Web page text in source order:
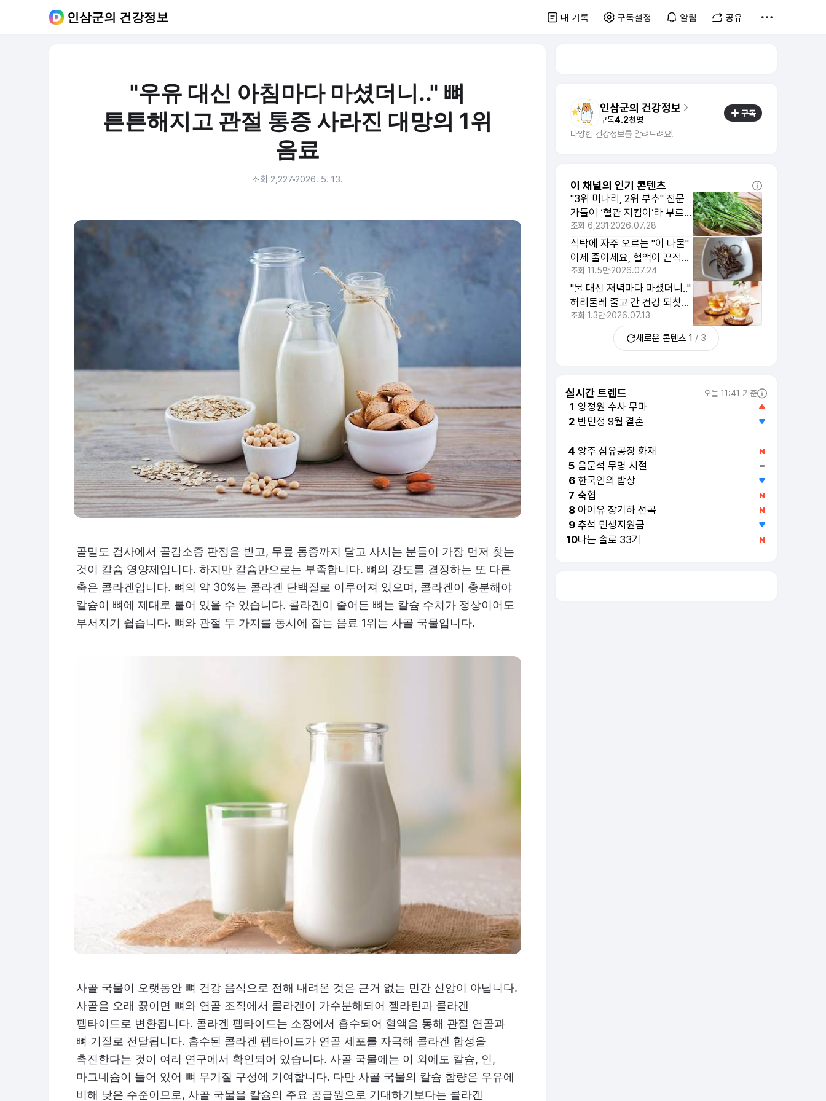
인삼군의 건강정보 내 기록 구독설정 알림 공유
"우유 대신 아침마다 마셨더니.." 뼈
튼튼해지고 관절 통증 사라진 대망의 1위
음료
조회 2,227 2026. 5. 13.
골밀도 검사에서 골감소증 판정을 받고, 무릎 통증까지 달고 사시는 분들이 가장 먼저 찾는
것이 칼슘 영양제입니다. 하지만 칼슘만으로는 부족합니다. 뼈의 강도를 결정하는 또 다른
축은 콜라겐입니다. 뼈의 약 30%는 콜라겐 단백질로 이루어져 있으며, 콜라겐이 충분해야
칼슘이 뼈에 제대로 붙어 있을 수 있습니다. 콜라겐이 줄어든 뼈는 칼슘 수치가 정상이어도
부서지기 쉽습니다. 뼈와 관절 두 가지를 동시에 잡는 음료 1위는 사골 국물입니다.
사골 국물이 오랫동안 뼈 건강 음식으로 전해 내려온 것은 근거 없는 민간 신앙이 아닙니다.
사골을 오래 끓이면 뼈와 연골 조직에서 콜라겐이 가수분해되어 젤라틴과 콜라겐
펩타이드로 변환됩니다. 콜라겐 펩타이드는 소장에서 흡수되어 혈액을 통해 관절 연골과
뼈 기질로 전달됩니다. 흡수된 콜라겐 펩타이드가 연골 세포를 자극해 콜라겐 합성을
촉진한다는 것이 여러 연구에서 확인되어 있습니다. 사골 국물에는 이 외에도 칼슘, 인,
마그네슘이 들어 있어 뼈 무기질 구성에 기여합니다. 다만 사골 국물의 칼슘 함량은 우유에
비해 낮은 수준이므로, 사골 국물을 칼슘의 주요 공급원으로 기대하기보다는 콜라겐
인삼군의 건강정보
구독4.2천명
구독
다양한 건강정보를 알려드려요!
이 채널의 인기 콘텐츠
"3위 미나리, 2위 부추" 전문
가들이 ‘혈관 지킴이’라 부르는
채소 1위
조회 6,231 2026.07.28
식탁에 자주 오르는 "이 나물"
이제 줄이세요, 혈액이 끈적해
져 콜레스테롤 수치 올라갑니
다
조회 11.5만2026.07.24
"물 대신 저녁마다 마셨더니.."
허리둘레 줄고 간 건강 되찾은
뜻밖의 1위 차
조회 1.3만2026.07.13
새로운 콘텐츠 1 / 3
실시간 트렌드 오늘 11:41 기준
1 양정원 수사 무마
2 반민정 9월 결혼
4 양주 섬유공장 화재
5 음문석 무명 시절
6 한국인의 밥상
7 축협
8 아이유 장기하 선곡
9 추석 민생지원금
10나는 솔로 33기